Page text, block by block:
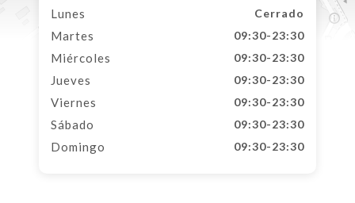
Lunes Cerrado
Martes 09:30-23:30
Miércoles 09:30-23:30
Jueves 09:30-23:30
Viernes 09:30-23:30
Sábado 09:30-23:30
Domingo 09:30-23:30